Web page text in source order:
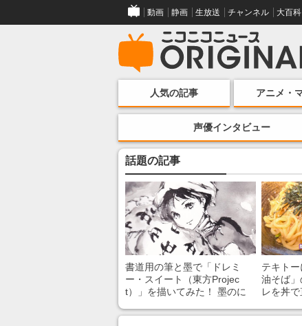
動画 静画 生放送 チャンネル 大百科
人気の記事 アニメ・
声優インタビュー
話題の記事
書道用の筆と墨で「ドレミ
ー・スイート（東方Projec
t）」を描いてみた！ 墨のに
目が釘づけ
テキト
油そば
レを丼
のに超う